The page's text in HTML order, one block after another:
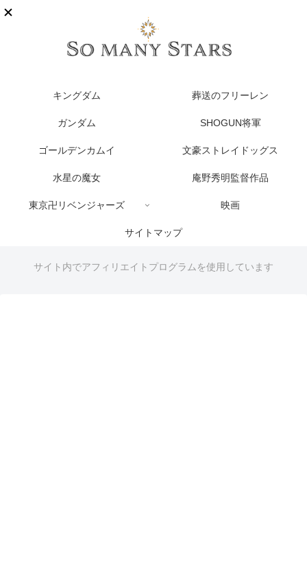
キングダム 葬送のフリーレン
ガンダム SHOGUN将軍
ゴールデンカムイ 文豪ストレイドッグス
水星の魔女 庵野秀明監督作品
東京卍リベンジャーズ 映画
サイトマップ
サイト内でアフィリエイトプログラムを使用しています